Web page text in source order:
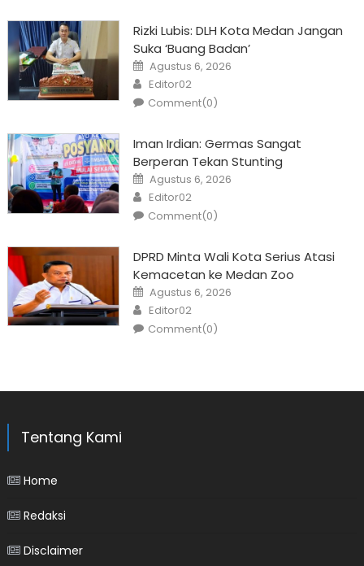
Rizki Lubis: DLH Kota Medan Jangan
Suka ‘Buang Badan’
Posted
on
Agustus 6, 2026
Author
Editor02
Comment(0)
Iman Irdian: Germas Sangat
Berperan Tekan Stunting
Posted
on
Agustus 6, 2026
Author
Editor02
Comment(0)
DPRD Minta Wali Kota Serius Atasi
Kemacetan ke Medan Zoo
Posted
on
Agustus 6, 2026
Author
Editor02
Comment(0)
Tentang Kami
Home
Redaksi
Disclaimer